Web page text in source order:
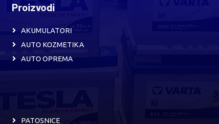
Proizvodi
AKUMULATORI
AUTO KOZMETIKA
AUTO OPREMA
PATOSNICE